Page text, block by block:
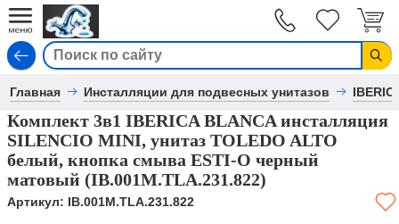
Главная Инсталляции для подвесных унитазов
Комплект 3в1 IBERICA BLANCA инсталляция
SILENCIO MINI, унитаз TOLEDO ALTO
белый, кнопка смыва ESTI-O черный
матовый (IB.001M.TLA.231.822)
Артикул: IB.001M.TLA.231.822